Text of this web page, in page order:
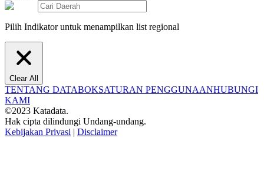
Pilih Indikator untuk menampilkan list regional
Clear All
TENTANG DATABOKSATURAN PENGGUNAANHUBUNGI
KAMI
©2023 Katadata.
Hak cipta dilindungi Undang-undang.
Kebijakan Privasi | Disclaimer